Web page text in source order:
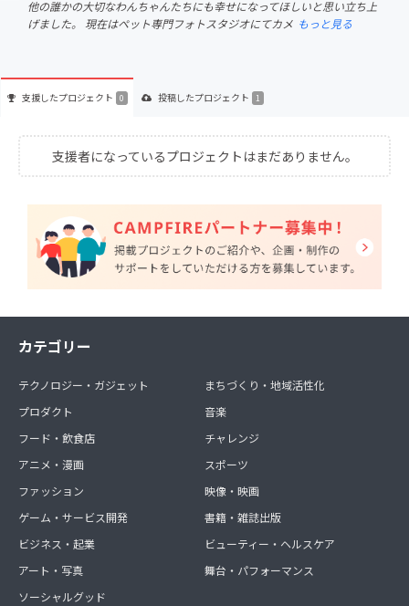
他の誰かの大切なわんちゃんたちにも幸せになってほしいと思い立ち上
げました。 現在はペット専門フォトスタジオにてカメ もっと見る
支援したプロジェクト 0 投稿したプロジェクト 1
支援者になっているプロジェクトはまだありません。
カテゴリー
テクノロジー・ガジェット
プロダクト
フード・飲食店
アニメ・漫画
ファッション
ゲーム・サービス開発
ビジネス・起業
アート・写真
ソーシャルグッド
まちづくり・地域活性化
音楽
チャレンジ
スポーツ
映像・映画
書籍・雑誌出版
ビューティー・ヘルスケア
舞台・パフォーマンス